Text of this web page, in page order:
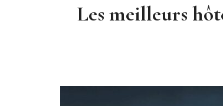
Les meilleurs